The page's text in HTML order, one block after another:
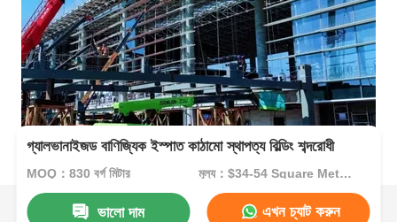
গ্যালভানাইজড বাণিজ্যিক ইস্পাত কাঠামো স্থাপত্য বিল্ডিং শব্দরোধী
MOQ：830 বর্গ মিটার মূল্য：$34-54 Square Meters
ভালো দাম এখন চ্যাট করুন